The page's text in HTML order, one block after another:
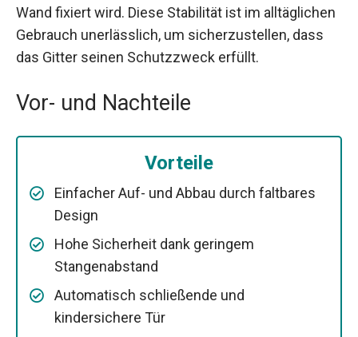
Wand fixiert wird. Diese Stabilität ist im alltäglichen
Gebrauch unerlässlich, um sicherzustellen, dass
das Gitter seinen Schutzzweck erfüllt.
Vor- und Nachteile
Vorteile
Einfacher Auf- und Abbau durch faltbares
Design
Hohe Sicherheit dank geringem
Stangenabstand
Automatisch schließende und
kindersichere Tür